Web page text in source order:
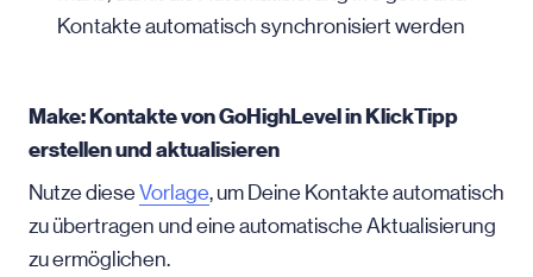
Kontakte automatisch synchronisiert werden
Make: Kontakte von GoHighLevel in KlickTipp
erstellen und aktualisieren
Nutze dieseVorlage, um Deine Kontakte automatisch
zu übertragen und eine automatische Aktualisierung
zu ermöglichen.